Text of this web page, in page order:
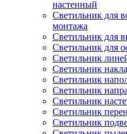
настенный
Светильник для
монтажа
Светильник для
Светильник для
Светильник
Светильник
Светильник
Светильник
Светильник
Светильник
Светильник